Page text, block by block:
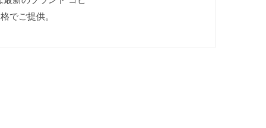
でご提供。